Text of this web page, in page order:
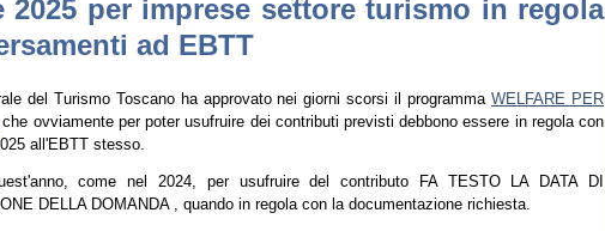
2025 per imprese settore turismo in regola
ad EBTT
del Turismo Toscano ha approvato nei giorni scorsi il programmaWELFARE PER
che ovviamente per poter usufruire dei contributi previsti debbono essere in regola con
all'EBTT stesso.
come nel 2024, per usufruire del contributo FA TESTO LA DATA DI
DELLA DOMANDA , quando in regola con la documentazione richiesta.